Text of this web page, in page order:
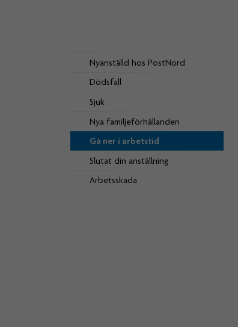
Nyanställd hos PostNord
Dödsfall
Sjuk
Nya familjeförhållanden
Gå ner i arbetstid
Slutat din anställning
Arbetsskada